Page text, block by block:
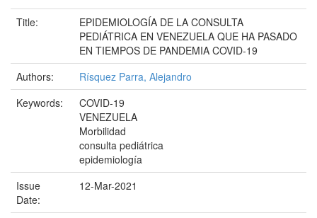
Title:
EPIDEMIOLOGÍA DE LA CONSULTA
PEDIÁTRICA EN VENEZUELA QUE HA PASADO
EN TIEMPOS DE PANDEMIA COVID-19
Authors:
Rísquez Parra, Alejandro
Keywords:
COVID-19
VENEZUELA
Morbilidad
consulta pediátrica
epidemiología
Issue
Date:
12-Mar-2021